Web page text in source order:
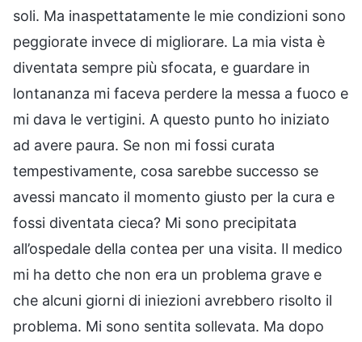
soli. Ma inaspettatamente le mie condizioni sono
peggiorate invece di migliorare. La mia vista è
diventata sempre più sfocata, e guardare in
lontananza mi faceva perdere la messa a fuoco e
mi dava le vertigini. A questo punto ho iniziato
ad avere paura. Se non mi fossi curata
tempestivamente, cosa sarebbe successo se
avessi mancato il momento giusto per la cura e
fossi diventata cieca? Mi sono precipitata
all’ospedale della contea per una visita. Il medico
mi ha detto che non era un problema grave e
che alcuni giorni di iniezioni avrebbero risolto il
problema. Mi sono sentita sollevata. Ma dopo